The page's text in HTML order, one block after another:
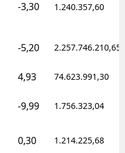
-3,30 1.240.357,60
-5,20 2.257.746.210,65
4,93 74.623.991,30
-9,99 1.756.323,04
0,30 1.214.225,68